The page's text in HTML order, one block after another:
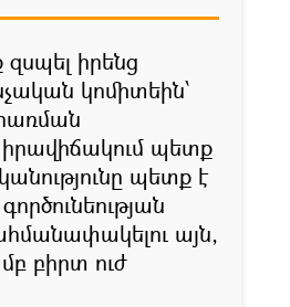
իրենց
կոմիտեին՝
պետք
պետք է
այն,
բիրտ ուժ